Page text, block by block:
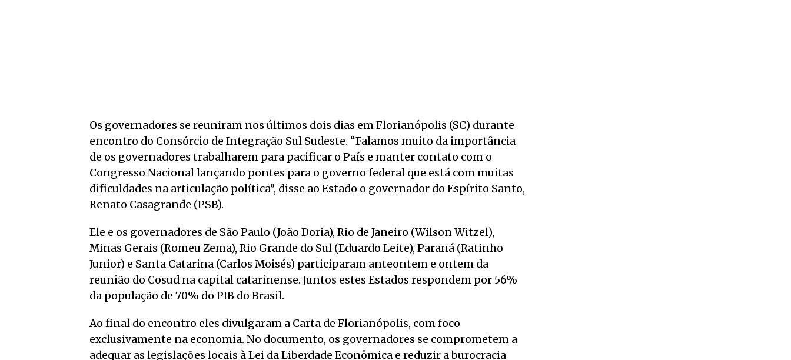
Os governadores se reuniram nos últimos dois dias em Florianópolis (SC) durante
encontro do Consórcio de Integração Sul Sudeste. “Falamos muito da importância
de os governadores trabalharem para pacificar o País e manter contato com o
Congresso Nacional lançando pontes para o governo federal que está com muitas
dificuldades na articulação política”, disse ao Estado o governador do Espírito Santo,
Renato Casagrande (PSB).
Ele e os governadores de São Paulo (João Doria), Rio de Janeiro (Wilson Witzel),
Minas Gerais (Romeu Zema), Rio Grande do Sul (Eduardo Leite), Paraná (Ratinho
Junior) e Santa Catarina (Carlos Moisés) participaram anteontem e ontem da
reunião do Cosud na capital catarinense. Juntos estes Estados respondem por 56%
da população de 70% do PIB do Brasil.
Ao final do encontro eles divulgaram a Carta de Florianópolis, com foco
exclusivamente na economia. No documento, os governadores se comprometem a
adequar as legislações locais à Lei da Liberdade Econômica e reduzir a burocracia